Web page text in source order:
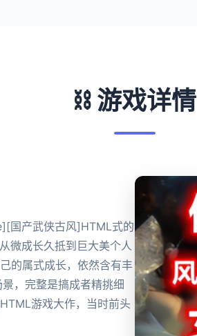
⛓️ 游戏详情
国产武侠古风]HTML式的
微成长久抵到巨大美个人
的属式成长，依然含有丰
，完整是搞成者精挑细
游戏大作，当时前头